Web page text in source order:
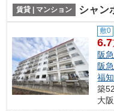
賃貸 | マンション シャン
敷0
6.7
阪
阪
福
築
大